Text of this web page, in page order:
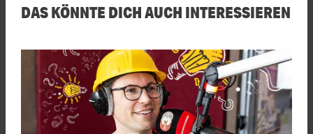
DAS KÖNNTE DICH AUCH INTERESSIEREN